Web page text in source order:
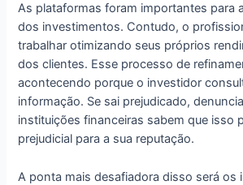
As plataformas foram importantes para
dos investimentos. Contudo, o
trabalhar otimizando seus próprios
dos clientes. Esse processo de
acontecendo porque o investidor
informação. Se sai prejudicado,
instituições financeiras sabem que isso
prejudicial para a sua reputação.
A ponta mais desafiadora disso será os